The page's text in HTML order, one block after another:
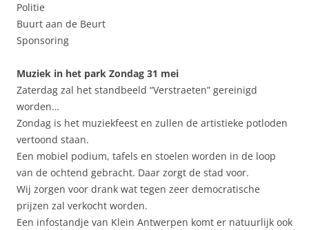
Politie
Buurt aan de Beurt
Sponsoring
Muziek in het park Zondag 31 mei
Zaterdag zal het standbeeld “Verstraeten” gereinigd
worden…
Zondag is het muziekfeest en zullen de artistieke potloden
vertoond staan.
Een mobiel podium, tafels en stoelen worden in de loop
van de ochtend gebracht. Daar zorgt de stad voor.
Wij zorgen voor drank wat tegen zeer democratische
prijzen zal verkocht worden.
Een infostandje van Klein Antwerpen komt er natuurlijk ook